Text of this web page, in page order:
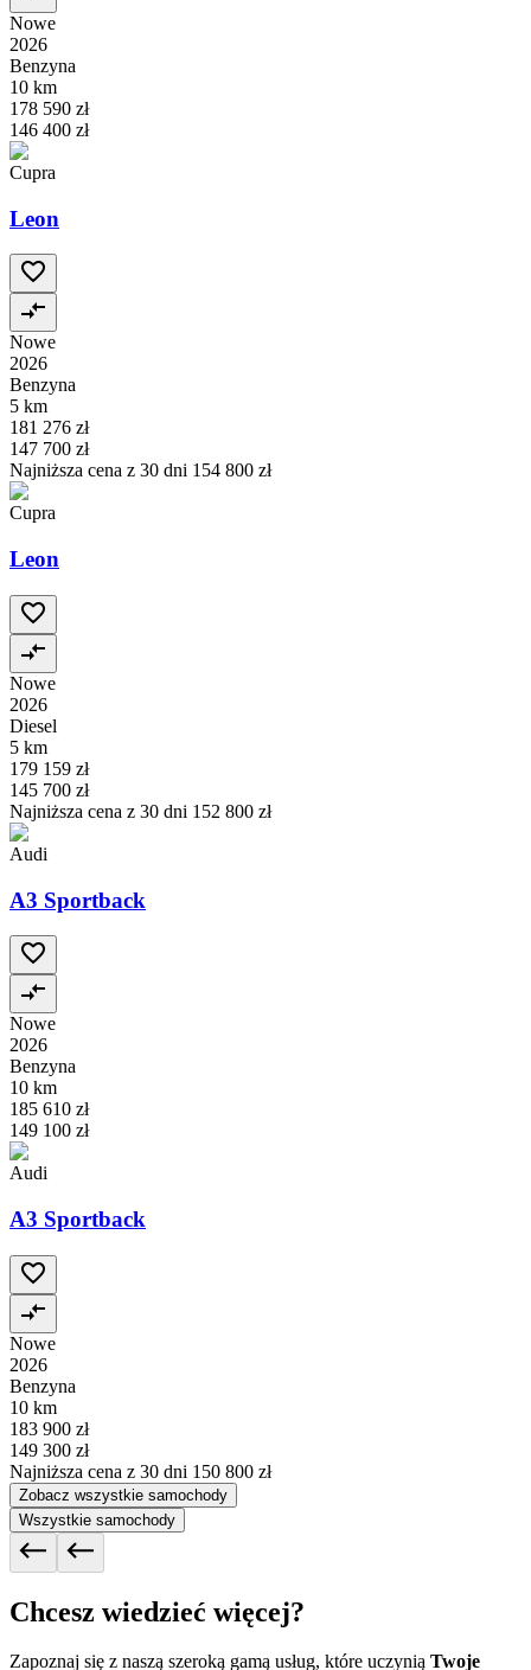
Nowe
2026
Benzyna
10 km
178 590 zł
146 400 zł
Cupra
Leon
Nowe
2026
Benzyna
5 km
181 276 zł
147 700 zł
Najniższa cena z 30 dni 154 800 zł
Cupra
Leon
Nowe
2026
Diesel
5 km
179 159 zł
145 700 zł
Najniższa cena z 30 dni 152 800 zł
Audi
A3 Sportback
Nowe
2026
Benzyna
10 km
185 610 zł
149 100 zł
Audi
A3 Sportback
Nowe
2026
Benzyna
10 km
183 900 zł
149 300 zł
Najniższa cena z 30 dni 150 800 zł
Zobacz wszystkie samochody
Wszystkie samochody
Chcesz wiedzieć więcej?
Zapoznaj się z naszą szeroką gamą usług, które uczynią Twoje